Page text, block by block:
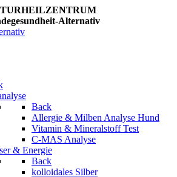
Alternativ
Back
Allergie & Milben Analyse Hund
Vitamin & Mineralstoff Test
C-MAS Analyse
& Energie
Back
kolloidales Silber